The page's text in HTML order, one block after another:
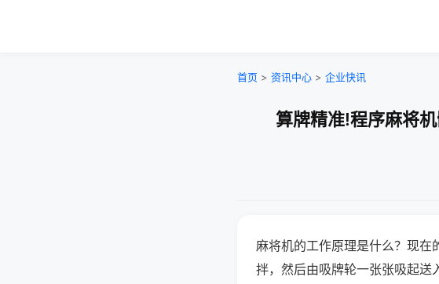
首页 > 资讯中心 > 企业快讯
算牌精准!程序麻将
麻将机的工作原理是什么？现在
拌，然后由吸牌轮一张张吸起送